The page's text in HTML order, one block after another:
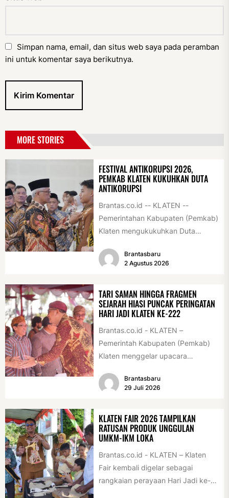
Simpan nama, email, dan situs web saya pada peramban
ini untuk komentar saya berikutnya.
MORE STORIES
FESTIVAL ANTIKORUPSI 2026,
PEMKAB KLATEN KUKUHKAN DUTA
ANTIKORUPSI
Brantas.co.id -- KLATEN --
Pemerintahan Kabupaten (Pemkab)
Klaten mengukukuhkan Duta
pelajar dan pemuda. Pengukuhan
tersebut digelar...
Brantasbaru
2 Agustus 2026
TARI SAMAN HINGGA FRAGMEN
SEJARAH HIASI PUNCAK PERINGATAN
HARI JADI KLATEN KE-222
Brantas.co.id - KLATEN –
Pemerintah Kabupaten (Pemkab)
Klaten menggelar upacara
di Alun-alun Klaten, Selasa
Brantasbaru
29 Juli 2026
KLATEN FAIR 2026 TAMPILKAN
RATUSAN PRODUK UNGGULAN
UMKM-IKM LOKA
Brantas.co.id - KLATEN – Klaten
Fair kembali digelar sebagai
rangkaian perayaan Hari Jadi ke-